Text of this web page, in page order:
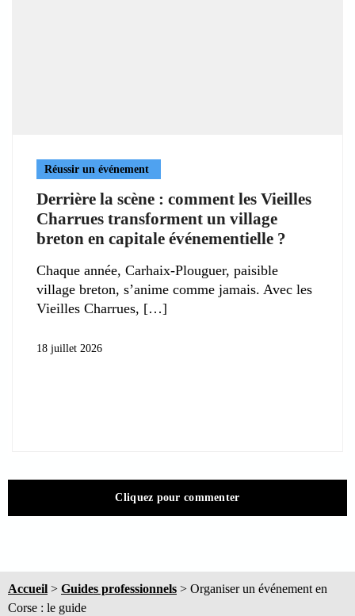
Réussir un événement
Derrière la scène : comment les Vieilles
Charrues transforment un village
breton en capitale événementielle ?
Chaque année, Carhaix-Plouguer, paisible
village breton, s’anime comme jamais. Avec les
Vieilles Charrues,
18 juillet 2026
Cliquez pour commenter
Accueil > Guides professionnels > Organiser un événement en
Corse : le guide